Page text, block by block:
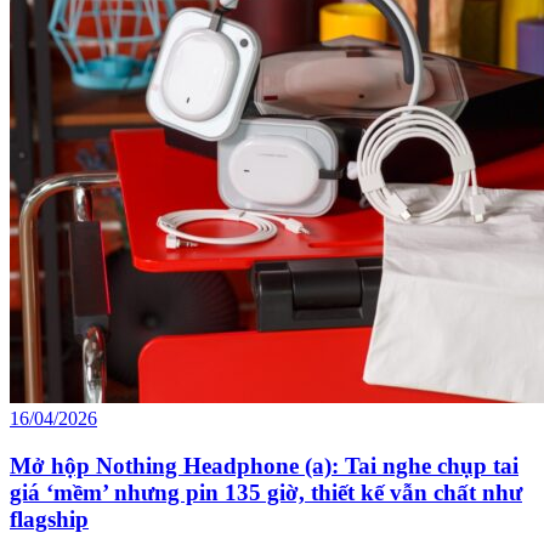
16/04/2026
Mở hộp Nothing Headphone (a): Tai nghe chụp tai
giá ‘mềm’ nhưng pin 135 giờ, thiết kế vẫn chất như
flagship